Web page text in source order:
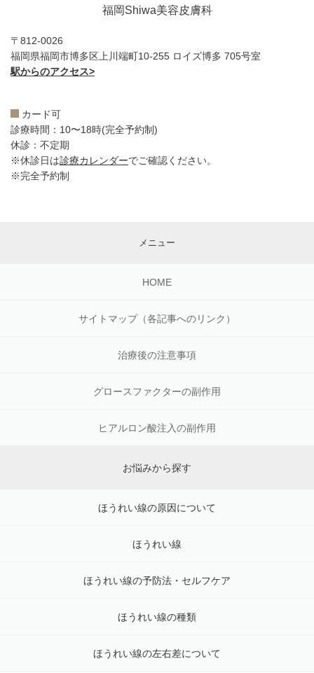
福岡Shiwa美容皮膚科
〒812-0026
福岡県福岡市博多区上川端町10-255 ロイズ博多 705号室
駅からのアクセス>
カード可
診療時間：10〜18時(完全予約制)
休診：不定期
※休診日は診療カレンダーでご確認ください。
※完全予約制
メニュー
HOME
サイトマップ（各記事へのリンク）
治療後の注意事項
グロースファクターの副作用
ヒアルロン酸注入の副作用
お悩みから探す
ほうれい線の原因について
ほうれい線
ほうれい線の予防法・セルフケア
ほうれい線の種類
ほうれい線の左右差について